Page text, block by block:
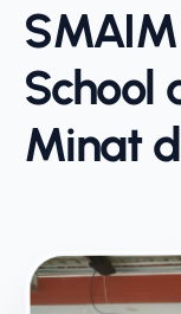
School
Minat